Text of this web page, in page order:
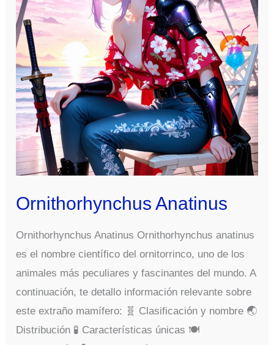
Ornithorhynchus Anatinus
Ornithorhynchus Anatinus Ornithorhynchus anatinus
es el nombre científico del ornitorrinco, uno de los
animales más peculiares y fascinantes del mundo. A
continuación, te detallo información relevante sobre
este extraño mamífero: 🧬 Clasificación y nombre 🌏
Distribución 🧪 Características únicas 🍽️